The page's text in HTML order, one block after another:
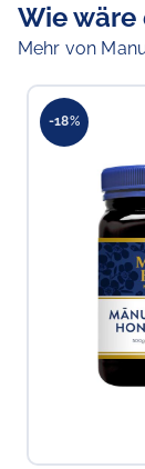
Wie wäre
Mehr von
-18%